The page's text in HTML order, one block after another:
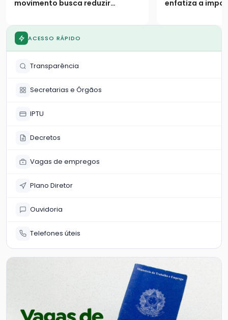
movimento busca reduzir
população sobre o crescimento
da frota local
enfatiza a
ACESSO RÁPIDO
Transparência
Secretarias e Órgãos
IPTU
Decretos
Vagas de empregos
Plano Diretor
Ouvidoria
Telefones úteis